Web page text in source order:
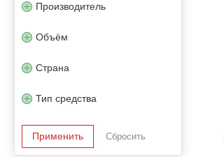
Производитель
Объём
Страна
Тип средства